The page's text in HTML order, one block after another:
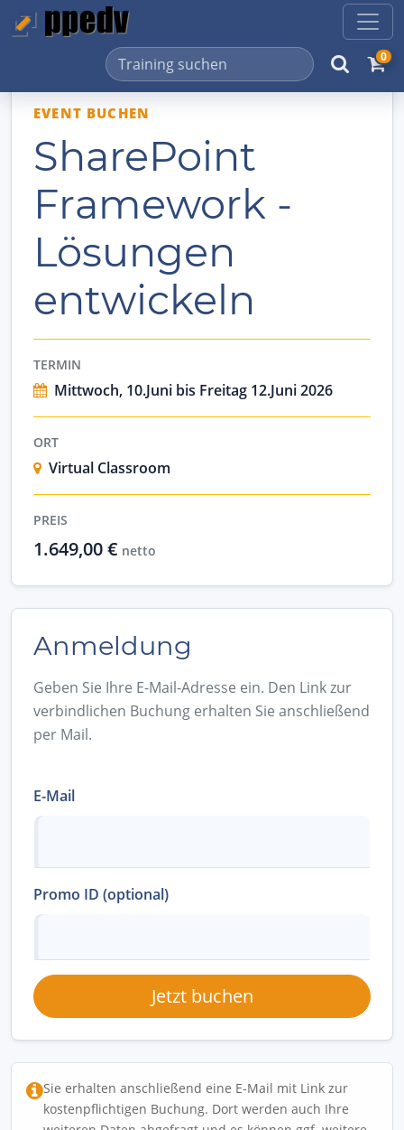
0
EVENT BUCHEN
SharePoint
Framework -
Lösungen
entwickeln
TERMIN
Mittwoch, 10.Juni bis Freitag 12.Juni 2026
ORT
Virtual Classroom
PREIS
1.649,00 € netto
Anmeldung
Geben Sie Ihre E-Mail-Adresse ein. Den Link zur
verbindlichen Buchung erhalten Sie anschließend
per Mail.
E-Mail
Promo ID (optional)
Jetzt buchen
Sie erhalten anschließend eine E-Mail mit Link zur
kostenpflichtigen Buchung. Dort werden auch Ihre